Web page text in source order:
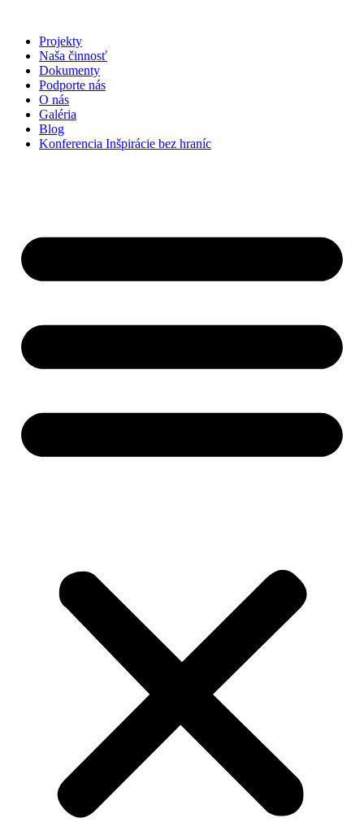
obsah
Projekty
Naša činnosť
Dokumenty
Podporte nás
O nás
Galéria
Blog
Konferencia Inšpirácie bez hraníc